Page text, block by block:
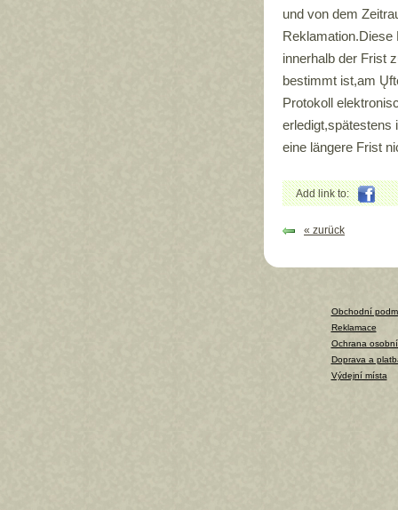
und von dem
Reklamation.Diese
innerhalb der Frist
bestimmt ist,am
Protokoll
erledigt,spätestens
eine längere Frist
Add link to:
« zurück
Obchodní
Reklamace
Ochrana
Doprava a
Výdejní místa